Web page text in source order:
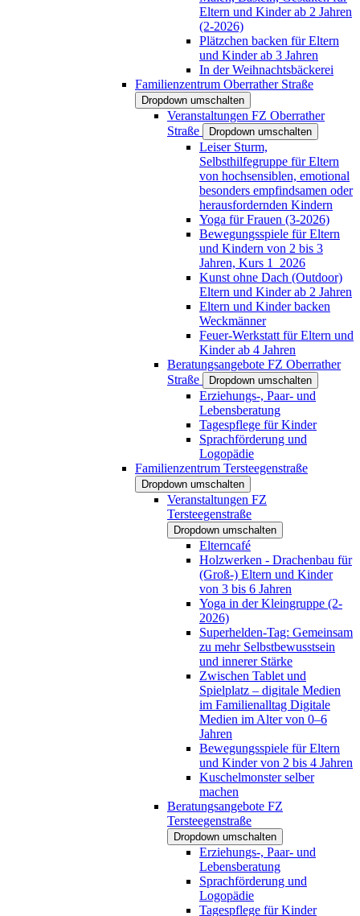
Eltern und Kinder ab 2 Jahren
(2-2026)
Plätzchen backen für Eltern
und Kinder ab 3 Jahren
In der Weihnachtsbäckerei
Familienzentrum Oberrather Straße
Dropdown umschalten
Veranstaltungen FZ Oberrather
Straße
Dropdown umschalten
Leiser Sturm,
Selbsthilfegruppe für Eltern
von hochsensiblen, emotional
besonders empfindsamen oder
herausfordernden Kindern
Yoga für Frauen (3-2026)
Bewegungsspiele für Eltern
und Kindern von 2 bis 3
Jahren, Kurs 1_2026
Kunst ohne Dach (Outdoor)
Eltern und Kinder ab 2 Jahren
Eltern und Kinder backen
Weckmänner
Feuer-Werkstatt für Eltern und
Kinder ab 4 Jahren
Beratungsangebote FZ Oberrather
Straße
Dropdown umschalten
Erziehungs-, Paar- und
Lebensberatung
Tagespflege für Kinder
Sprachförderung und
Logopädie
Familienzentrum Tersteegenstraße
Dropdown umschalten
Veranstaltungen FZ
Tersteegenstraße
Dropdown umschalten
Elterncafé
Holzwerken - Drachenbau für
(Groß-) Eltern und Kinder
von 3 bis 6 Jahren
Yoga in der Kleingruppe (2-
2026)
Superhelden-Tag: Gemeinsam
zu mehr Selbstbewusstsein
und innerer Stärke
Zwischen Tablet und
Spielplatz – digitale Medien
im Familienalltag Digitale
Medien im Alter von 0–6
Jahren
Bewegungsspiele für Eltern
und Kinder von 2 bis 4 Jahren
Kuschelmonster selber
machen
Beratungsangebote FZ
Tersteegenstraße
Dropdown umschalten
Erziehungs-, Paar- und
Lebensberatung
Sprachförderung und
Logopädie
Tagespflege für Kinder